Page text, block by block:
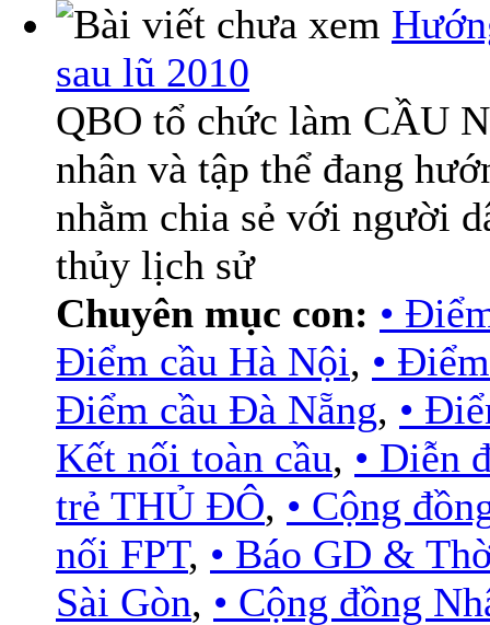
sau lũ 2010
QBO tổ chức làm CẦU
nhân và tập thể đang
nhằm chia sẻ với người
thủy lịch sử
Chuyên mục con: •
Điểm cầu Hà Nội, •
Điểm cầu Đà Nẵng, •
Kết nối toàn cầu, • Diễn
trẻ THỦ ĐÔ, • Cộng
nối FPT, • Báo GD &
Sài Gòn, • Cộng đồng